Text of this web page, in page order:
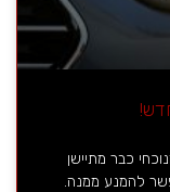
כבר מתיישן
להמנע ממנה.